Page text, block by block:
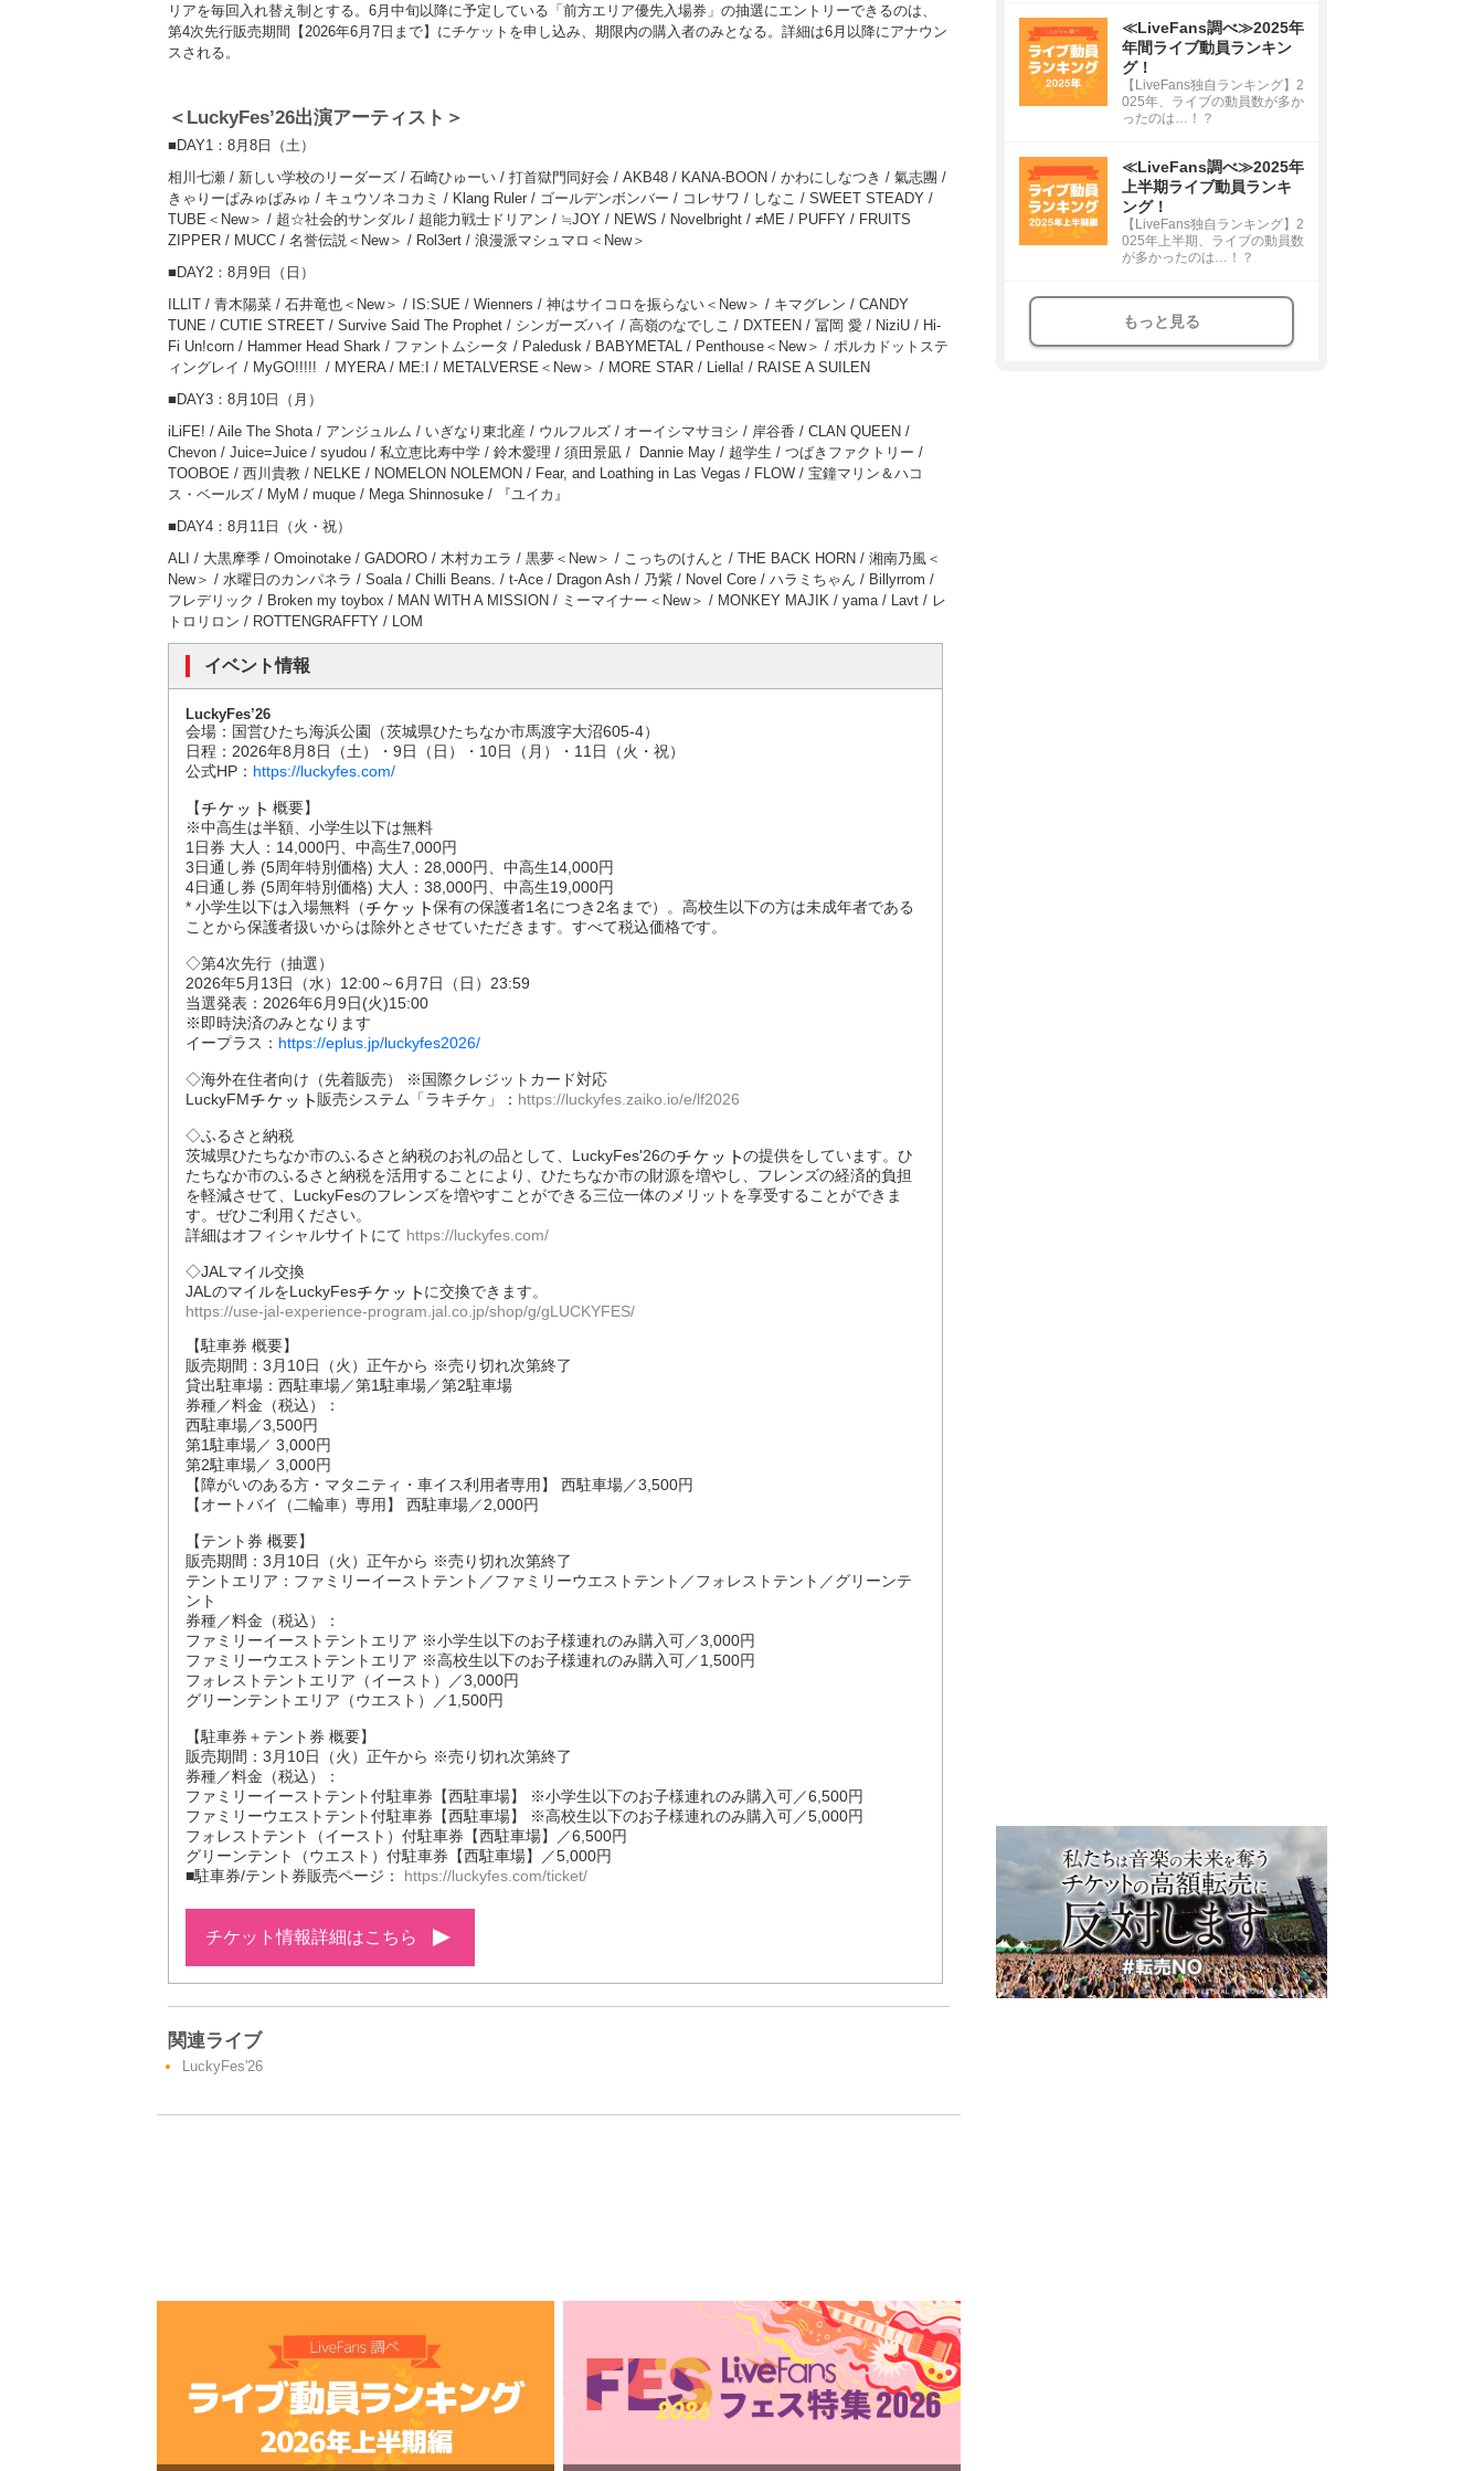
リアを毎回入れ替え制とする。6月中旬以降に予定している「前方エリア優先入場券」の抽選にエントリーできるのは、
第4次先行販売期間【2026年6月7日まで】にチケットを申し込み、期限内の購入者のみとなる。詳細は6月以降にアナウン
スされる。
＜LuckyFes’26出演アーティスト＞
■DAY1：8月8日（土）
相川七瀬 / 新しい学校のリーダーズ / 石崎ひゅーい / 打首獄門同好会 / AKB48 / KANA-BOON / かわにしなつき / 氣志團 /
きゃりーぱみゅぱみゅ / キュウソネコカミ / Klang Ruler / ゴールデンボンバー / コレサワ / しなこ / SWEET STEADY /
TUBE＜New＞ / 超☆社会的サンダル / 超能力戦士ドリアン / ≒JOY / NEWS / Novelbright / ≠ME / PUFFY / FRUITS
ZIPPER / MUCC / 名誉伝説＜New＞ / Rol3ert / 浪漫派マシュマロ＜New＞
■DAY2：8月9日（日）
ILLIT / 青木陽菜 / 石井竜也＜New＞ / IS:SUE / Wienners / 神はサイコロを振らない＜New＞ / キマグレン / CANDY
TUNE / CUTIE STREET / Survive Said The Prophet / シンガーズハイ / 高嶺のなでしこ / DXTEEN / 冨岡 愛 / NiziU / Hi-
Fi Un!corn / Hammer Head Shark / ファントムシータ / Paledusk / BABYMETAL / Penthouse＜New＞ / ポルカドットステ
ィングレイ / MyGO!!!!! / MYERA / ME:I / METALVERSE＜New＞ / MORE STAR / Liella! / RAISE A SUILEN
■DAY3：8月10日（月）
iLiFE! / Aile The Shota / アンジュルム / いぎなり東北産 / ウルフルズ / オーイシマサヨシ / 岸谷香 / CLAN QUEEN /
Chevon / Juice=Juice / syudou / 私立恵比寿中学 / 鈴木愛理 / 須田景凪 / Dannie May / 超学生 / つばきファクトリー /
TOOBOE / 西川貴教 / NELKE / NOMELON NOLEMON / Fear, and Loathing in Las Vegas / FLOW / 宝鐘マリン＆ハコ
ス・ベールズ / MyM / muque / Mega Shinnosuke / 『ユイカ』
■DAY4：8月11日（火・祝）
ALI / 大黒摩季 / Omoinotake / GADORO / 木村カエラ / 黒夢＜New＞ / こっちのけんと / THE BACK HORN / 湘南乃風＜
New＞ / 水曜日のカンパネラ / Soala / Chilli Beans. / t-Ace / Dragon Ash / 乃紫 / Novel Core / ハラミちゃん / Billyrrom /
フレデリック / Broken my toybox / MAN WITH A MISSION / ミーマイナー＜New＞ / MONKEY MAJIK / yama / Lavt / レ
トロリロン / ROTTENGRAFFTY / LOM
イベント情報
LuckyFes’26
会場：国営ひたち海浜公園（茨城県ひたちなか市馬渡字大沼605-4）
日程：2026年8月8日（土）・9日（日）・10日（月）・11日（火・祝）
公式HP： https://luckyfes.com/
【
概要】
※中高生は半額、小学生以下は無料
1日券 大人：14,000円、中高生7,000円
3日通し券 (5周年特別価格) 大人：28,000円、中高生14,000円
4日通し券 (5周年特別価格) 大人：38,000円、中高生19,000円
* 小学生以下は入場無料（
保有の保護者1名につき2名まで）。高校生以下の方は未成年者である
ことから保護者扱いからは除外とさせていただきます。すべて税込価格です。
◇第4次先行（抽選）
2026年5月13日（水）12:00～6月7日（日）23:59
当選発表：2026年6月9日(火)15:00
※即時決済のみとなります
イープラス： https://eplus.jp/luckyfes2026/
◇海外在住者向け（先着販売） ※国際クレジットカード対応
LuckyFM
販売システム「ラキチケ」： https://luckyfes.zaiko.io/e/lf2026
◇ふるさと納税
茨城県ひたちなか市のふるさと納税のお礼の品として、LuckyFes'26の
の提供をしています。ひ
たちなか市のふるさと納税を活用することにより、ひたちなか市の財源を増やし、フレンズの経済的負担
を軽減させて、LuckyFesのフレンズを増やすことができる三位一体のメリットを享受することができま
す。ぜひご利用ください。
詳細はオフィシャルサイトにて https://luckyfes.com/
◇JALマイル交換
JALのマイルをLuckyFes
に交換できます。
https://use-jal-experience-program.jal.co.jp/shop/g/gLUCKYFES/
【駐車券 概要】
販売期間：3月10日（火）正午から ※売り切れ次第終了
貸出駐車場：西駐車場／第1駐車場／第2駐車場
券種／料金（税込）：
西駐車場／3,500円
第1駐車場／ 3,000円
第2駐車場／ 3,000円
【障がいのある方・マタニティ・車イス利用者専用】 西駐車場／3,500円
【オートバイ（二輪車）専用】 西駐車場／2,000円
【テント券 概要】
販売期間：3月10日（火）正午から ※売り切れ次第終了
テントエリア：ファミリーイーストテント／ファミリーウエストテント／フォレストテント／グリーンテ
ント
券種／料金（税込）：
ファミリーイーストテントエリア ※小学生以下のお子様連れのみ購入可／3,000円
ファミリーウエストテントエリア ※高校生以下のお子様連れのみ購入可／1,500円
フォレストテントエリア（イースト）／3,000円
グリーンテントエリア（ウエスト）／1,500円
【駐車券＋テント券 概要】
販売期間：3月10日（火）正午から ※売り切れ次第終了
券種／料金（税込）：
ファミリーイーストテント付駐車券【西駐車場】 ※小学生以下のお子様連れのみ購入可／6,500円
ファミリーウエストテント付駐車券【西駐車場】 ※高校生以下のお子様連れのみ購入可／5,000円
フォレストテント（イースト）付駐車券【西駐車場】／6,500円
グリーンテント（ウエスト）付駐車券【西駐車場】／5,000円
■駐車券/テント券販売ページ： https://luckyfes.com/ticket/
チケット情報詳細はこちら
関連ライブ
LuckyFes'26
≪LiveFans調べ≫2025年
年間ライブ動員ランキン
グ！
【LiveFans独自ランキング】2
025年、ライブの動員数が多か
ったのは…！？
≪LiveFans調べ≫2025年
上半期ライブ動員ランキ
ング！
【LiveFans独自ランキング】2
025年上半期、ライブの動員数
が多かったのは…！？
もっと見る